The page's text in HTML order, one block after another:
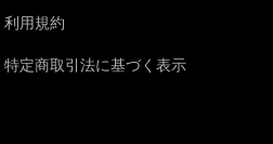
利用規約
特定商取引法に基づく表示